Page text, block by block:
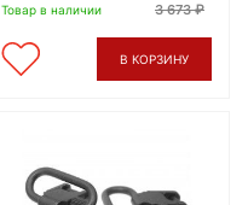
Товар в наличии 3 673
В КОРЗИНУ